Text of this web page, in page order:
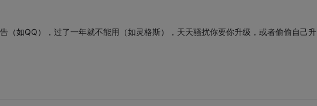
（如QQ），过了一年就不能用（如灵格斯），天天骚扰你要你升级，或者偷偷自己升